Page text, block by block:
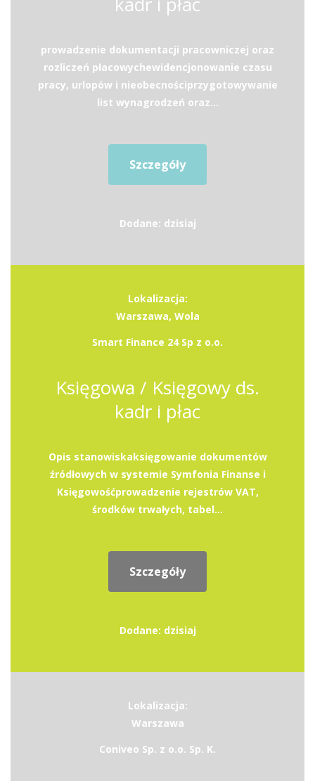
prowadzenie dokumentacji pracowniczej oraz
rozliczeń płacowychewidencjonowanie czasu
pracy, urlopów i nieobecnościprzygotowywanie
list wynagrodzeń oraz...
Szczegóły
Dodane: dzisiaj
Lokalizacja:
Warszawa, Wola
Smart Finance 24 Sp z o.o.
Księgowa / Księgowy ds.
kadr i płac
Opis stanowiskaksięgowanie dokumentów
źródłowych w systemie Symfonia Finanse i
Księgowośćprowadzenie rejestrów VAT,
środków trwałych, tabel...
Szczegóły
Dodane: dzisiaj
Lokalizacja:
Warszawa
Coniveo Sp. z o.o. Sp. K.